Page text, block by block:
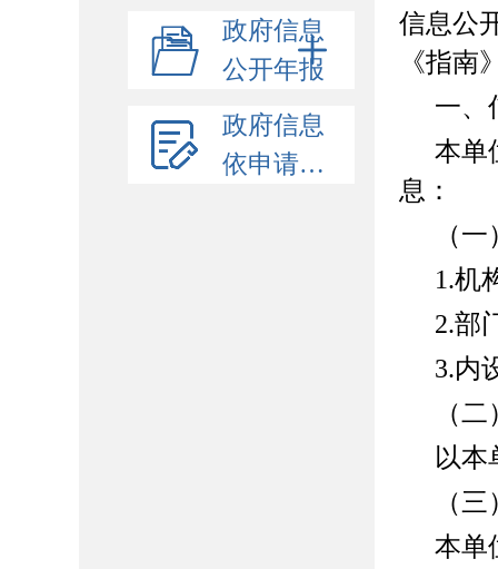
政府信息
公开年报
政府信息
依申请公开
信息公
《指南
一、
本单
息：
（
1.机
2.部
3.内
（
以本
（
本单